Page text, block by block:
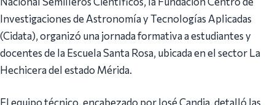
Investigaciones de Astronomía y Tecnologías Aplicadas
(Cidata), organizó una jornada formativa a estudiantes y
docentes de la Escuela Santa Rosa, ubicada en el sector La
Hechicera del estado Mérida.
El equipo técnico, encabezado por José Candia, detalló las